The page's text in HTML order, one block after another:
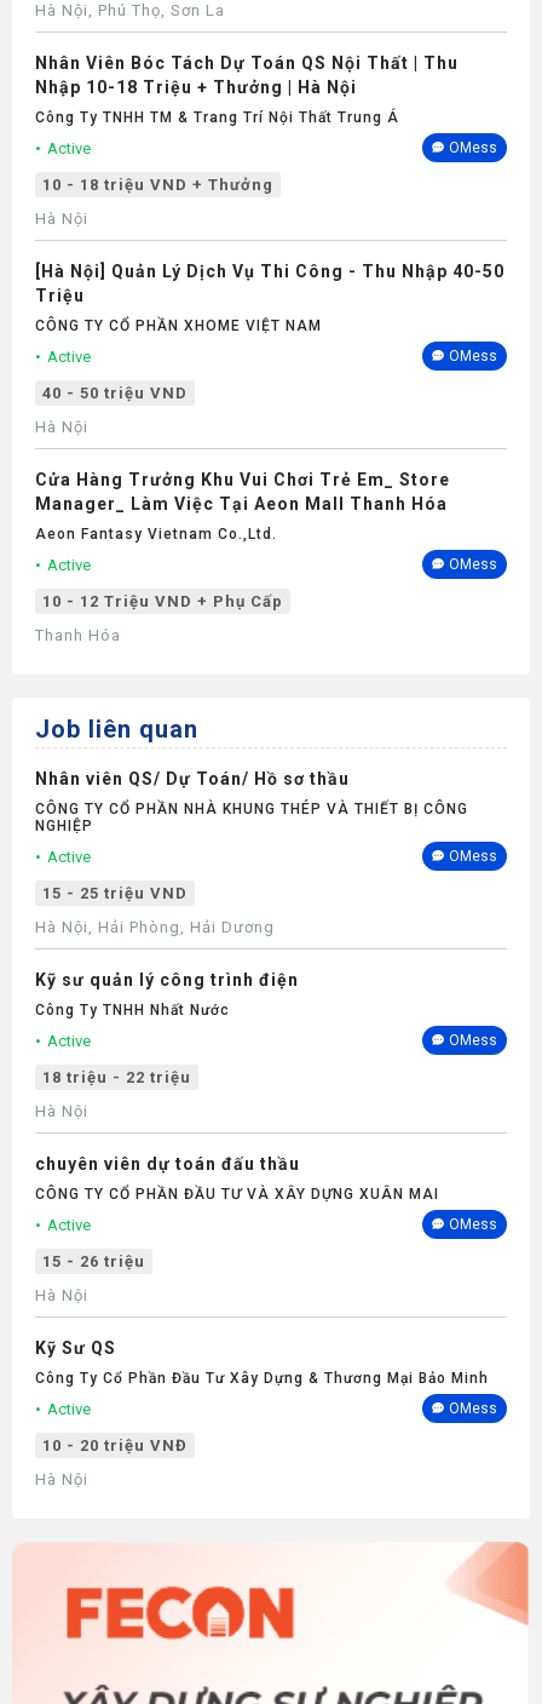
Hà Nội, Phú Thọ, Sơn La
Nhân Viên Bóc Tách Dự Toán QS Nội Thất | Thu
Nhập 10-18 Triệu + Thưởng | Hà Nội
Công Ty TNHH TM & Trang Trí Nội Thất Trung Á
Active OMess
10 - 18 triệu VND + Thưởng
Hà Nội
[Hà Nội] Quản Lý Dịch Vụ Thi Công - Thu Nhập 40-50
Triệu
CÔNG TY CỔ PHẦN XHOME VIỆT NAM
Active OMess
40 - 50 triệu VND
Hà Nội
Cửa Hàng Trưởng Khu Vui Chơi Trẻ Em_ Store
Manager_ Làm Việc Tại Aeon Mall Thanh Hóa
Aeon Fantasy Vietnam Co.,ltd.
Active OMess
10 - 12 Triệu VND + Phụ Cấp
Thanh Hóa
Job liên quan
Nhân viên QS/ Dự Toán/ Hồ sơ thầu
CÔNG TY CỔ PHẦN NHÀ KHUNG THÉP VÀ THIẾT BỊ CÔNG
NGHIỆP
Active OMess
15 - 25 triệu VND
Hà Nội, Hải Phòng, Hải Dương
Kỹ sư quản lý công trình điện
Công Ty TNHH Nhất Nước
Active OMess
18 triệu - 22 triệu
Hà Nội
chuyên viên dự toán đấu thầu
CÔNG TY CỔ PHẦN ĐẦU TƯ VÀ XÂY DỰNG XUÂN MAI
Active OMess
15 - 26 triệu
Hà Nội
Kỹ Sư QS
Công Ty Cổ Phần Đầu Tư Xây Dựng & Thương Mại Bảo Minh
Active OMess
10 - 20 triệu VNĐ
Hà Nội